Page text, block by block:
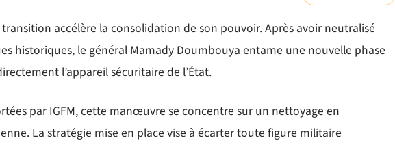
accélère la consolidation de son pouvoir. Après avoir neutralisé
historiques, le général Mamady Doumbouya entame une nouvelle phase
l’appareil sécuritaire de l’État.
par IGFM, cette manœuvre se concentre sur un nettoyage en
La stratégie mise en place vise à écarter toute figure militaire